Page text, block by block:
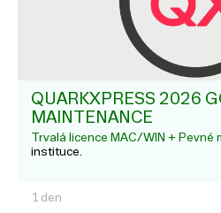
QUARKXPRESS 2026
MAINTENANCE
Trvalá licence MAC/WIN + Pevné
instituce.
1 den